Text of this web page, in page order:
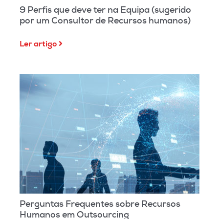
9 Perfis que deve ter na Equipa (sugerido
por um Consultor de Recursos humanos)
Ler artigo
Perguntas Frequentes sobre Recursos
Humanos em Outsourcing